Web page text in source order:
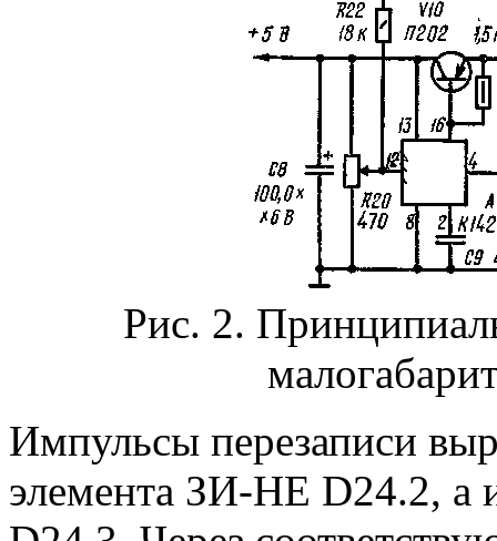
Рис. 2.
Импульсы перезаписи
элемента ЗИ-НЕ D24.2, а